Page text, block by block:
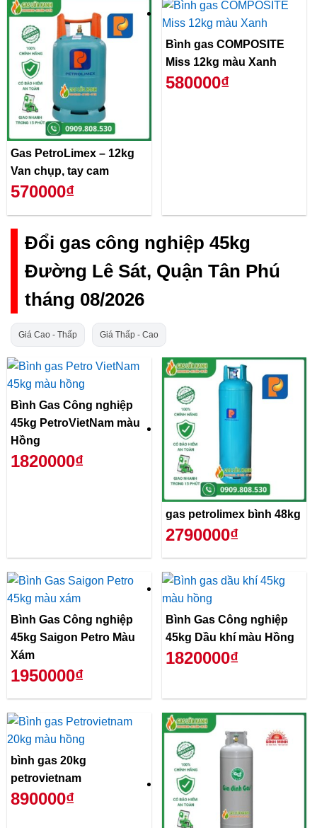
Gas PetroLimex – 12kg
Van chụp, tay cam
570000₫
Bình gas COMPOSITE
Miss 12kg màu Xanh
580000₫
Đổi gas công nghiệp 45kg
Đường Lê Sát, Quận Tân Phú
tháng 08/2026
Giá Cao - Thấp Giá Thấp - Cao
Bình Gas Công nghiệp
45kg PetroVietNam màu
Hồng
1820000₫
gas petrolimex bình 48kg
2790000₫
Bình Gas Công nghiệp
45kg Saigon Petro Màu
Xám
1950000₫
Bình Gas Công nghiệp
45kg Dầu khí màu Hồng
1820000₫
bình gas 20kg
petrovietnam
890000₫